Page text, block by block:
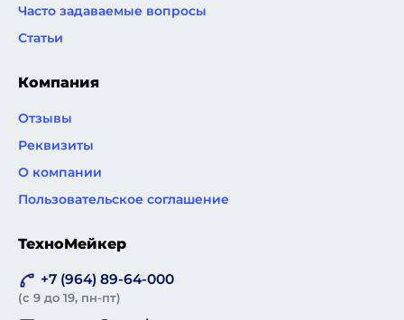
Часто задаваемые вопросы
Статьи
Компания
Отзывы
Реквизиты
О компании
Пользовательское соглашение
ТехноМейкер
+7 (964) 89-64-000
(с 9 до 19, пн-пт)